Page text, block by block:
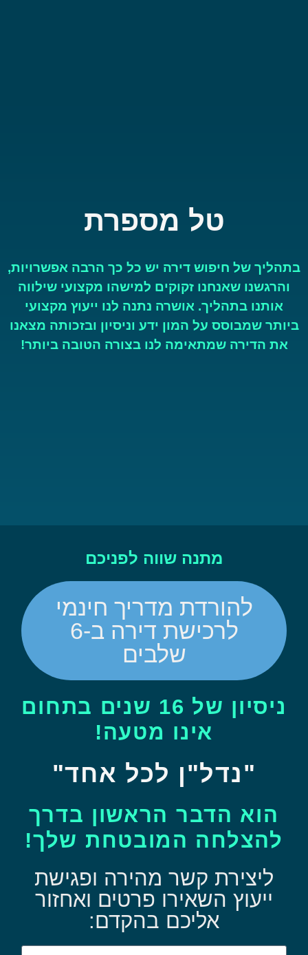
טל מספרת
בתהליך של חיפוש דירה יש כל כך הרבה אפשרויות,
והרגשנו שאנחנו זקוקים למישהו מקצועי שילווה
אותנו בתהליך. אושרה נתנה לנו ייעוץ מקצועי
ביותר שמבוסס על המון ידע וניסיון ובזכותה מצאנו
את הדירה שמתאימה לנו בצורה הטובה ביותר!
מתנה שווה לפניכם
להורדת מדריך חינמי
לרכישת דירה ב-6
שלבים
ניסיון של 16 שנים בתחום
אינו מטעה!
"נדל"ן לכל אחד"
הוא הדבר הראשון בדרך
להצלחה המובטחת שלך!
ליצירת קשר מהירה ופגישת
ייעוץ השאירו פרטים ואחזור
אליכם בהקדם: